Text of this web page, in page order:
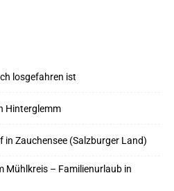
losgefahren ist
Hinterglemm
in Zauchensee (Salzburger Land)
Mühlkreis – Familienurlaub in